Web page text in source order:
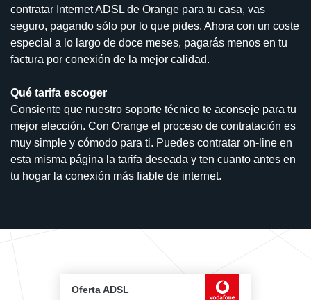
contratar Internet ADSL de Orange para tu casa, vas
seguro, pagando sólo por lo que pides. Ahora con un coste
especial a lo largo de doce meses, pagarás menos en tu
factura por conexión de la mejor calidad.
Qué tarifa escoger
Consiente que nuestro soporte técnico te aconseje para tu
mejor elección. Con Orange el proceso de contratación es
muy simple y cómodo para ti. Puedes contratar on-line en
esta misma página la tarifa deseada y ten cuanto antes en
tu hogar la conexión más fiable de internet.
Oferta ADSL